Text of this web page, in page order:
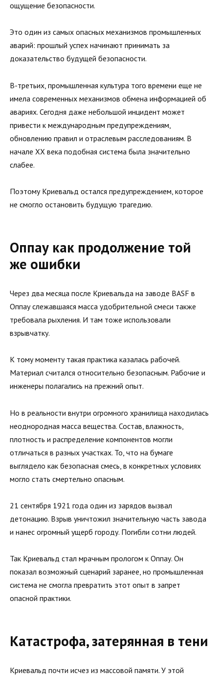
ощущение безопасности.
Это один из самых опасных механизмов промышленных
аварий: прошлый успех начинают принимать за
доказательство будущей безопасности.
В-третьих, промышленная культура того времени еще не
имела современных механизмов обмена информацией об
авариях. Сегодня даже небольшой инцидент может
привести к международным предупреждениям,
обновлению правил и отраслевым расследованиям. В
начале XX века подобная система была значительно
слабее.
Поэтому Криевальд остался предупреждением, которое
не смогло остановить будущую трагедию.
Оппау как продолжение той
же ошибки
Через два месяца после Криевальда на заводе BASF в
Оппау слежавшаяся масса удобрительной смеси также
требовала рыхления. И там тоже использовали
взрывчатку.
К тому моменту такая практика казалась рабочей.
Материал считался относительно безопасным. Рабочие и
инженеры полагались на прежний опыт.
Но в реальности внутри огромного хранилища находилась
неоднородная масса вещества. Состав, влажность,
плотность и распределение компонентов могли
отличаться в разных участках. То, что на бумаге
выглядело как безопасная смесь, в конкретных условиях
могло стать смертельно опасным.
21 сентября 1921 года один из зарядов вызвал
детонацию. Взрыв уничтожил значительную часть завода
и нанес огромный ущерб городу. Погибли сотни людей.
Так Криевальд стал мрачным прологом к Оппау. Он
показал возможный сценарий заранее, но промышленная
система не смогла превратить этот опыт в запрет
опасной практики.
Катастрофа, затерянная в тени
Криевальд почти исчез из массовой памяти. У этой